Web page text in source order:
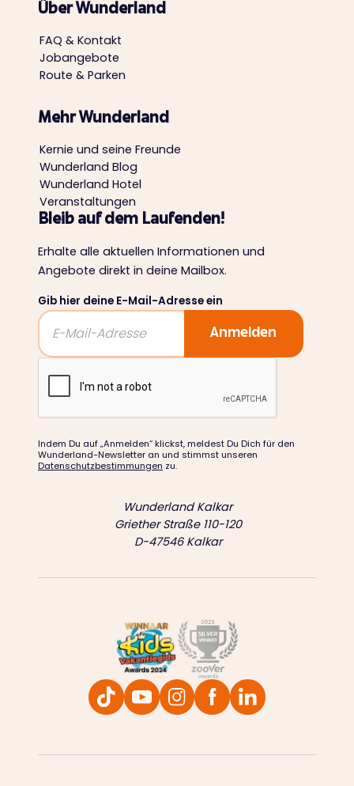
Über Wunderland
FAQ & Kontakt
Jobangebote
Route & Parken
Mehr Wunderland
Kernie und seine Freunde
Wunderland Blog
Wunderland Hotel
Veranstaltungen
Bleib auf dem Laufenden!
Erhalte alle aktuellen Informationen und
Angebote direkt in deine Mailbox.
Gib hier deine E-Mail-Adresse ein
Indem Du auf „Anmelden“ klickst, meldest Du Dich für den
Wunderland-Newsletter an und stimmst unseren
Datenschutzbestimmungen zu.
Wunderland Kalkar
Griether Straße 110-120
D-47546 Kalkar